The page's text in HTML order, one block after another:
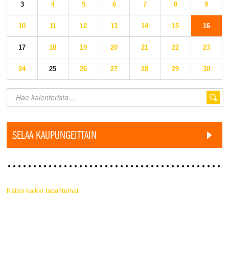
3 4 5 6 7 8 9
10 11 12 13 14 15 16
17 18 19 20 21 22 23
24 25 26 27 28 29 30
SELAA KAUPUNGEITTAIN
Katso kaikki tapahtumat